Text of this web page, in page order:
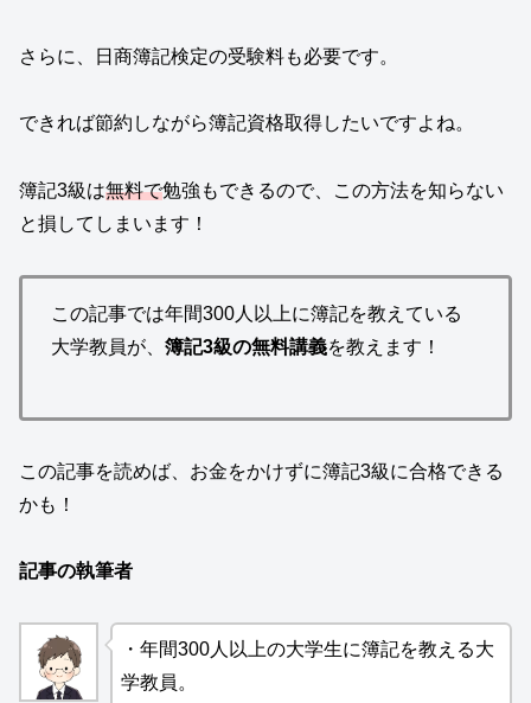
さらに、日商簿記検定の受験料も必要です。
できれば節約しながら簿記資格取得したいですよね。
簿記3級は無料で勉強もできるので、この方法を知らない
と損してしまいます！
この記事では年間300人以上に簿記を教えている
大学教員が、 簿記3級の無料講義を教えます！
この記事を読めば、お金をかけずに簿記3級に合格できる
かも！
記事の執筆者
・年間300人以上の大学生に簿記を教える大
学教員。